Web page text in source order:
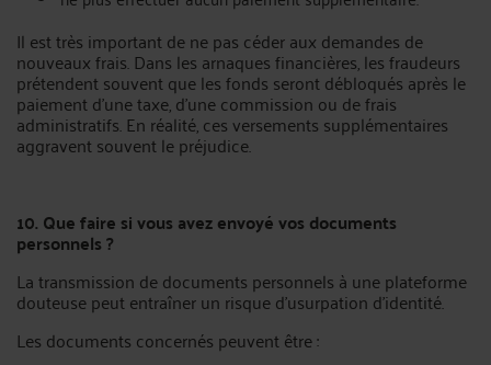
Il est très important de ne pas céder aux demandes de
nouveaux frais. Dans les arnaques financières, les fraudeurs
prétendent souvent que les fonds seront débloqués après le
paiement d’une taxe, d’une commission ou de frais
administratifs. En réalité, ces versements supplémentaires
aggravent souvent le préjudice.
10. Que faire si vous avez envoyé vos documents
personnels ?
La transmission de documents personnels à une plateforme
douteuse peut entraîner un risque d’usurpation d’identité.
Les documents concernés peuvent être :